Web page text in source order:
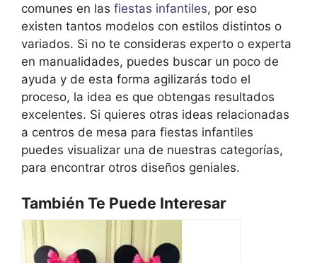
comunes en las fiestas infantiles, por eso
existen tantos modelos con estilos distintos o
variados. Si no te consideras experto o experta
en manualidades, puedes buscar un poco de
ayuda y de esta forma agilizarás todo el
proceso, la idea es que obtengas resultados
excelentes. Si quieres otras ideas relacionadas
a centros de mesa para fiestas infantiles
puedes visualizar una de nuestras categorías,
para encontrar otros diseños geniales.
También Te Puede Interesar